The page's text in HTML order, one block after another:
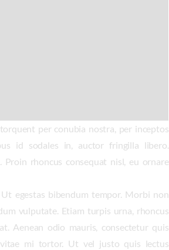
per conubia nostra, per inceptos
id sodales in, auctor fringilla libero.
rhoncus consequat nisl, eu ornare
egestas bibendum tempor. Morbi non
vulputate. Etiam turpis urna, rhoncus
Aenean odio mauris, consectetur quis
mi tortor. Ut vel justo quis lectus